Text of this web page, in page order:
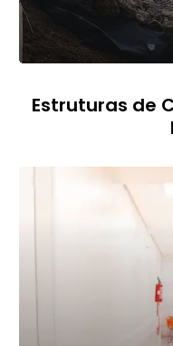
Estruturas de